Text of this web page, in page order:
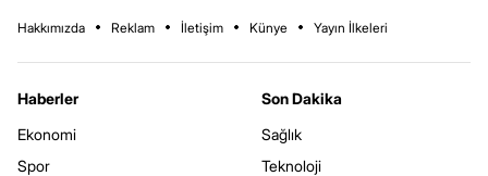
Hakkımızda Reklam İletişim Künye Yayın İlkeleri
Haberler
Ekonomi
Spor
Son Dakika
Sağlık
Teknoloji